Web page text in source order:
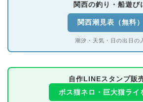
関西の釣り・船遊び
関西潮見表（無料）
潮汐・天気・日の出日の
自作LINEスタンプ販
ボス猫ネロ・巨大猫ライ